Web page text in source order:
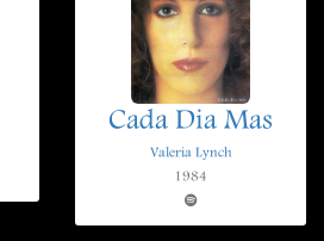
Cada Dia Mas
Valeria Lynch
1984